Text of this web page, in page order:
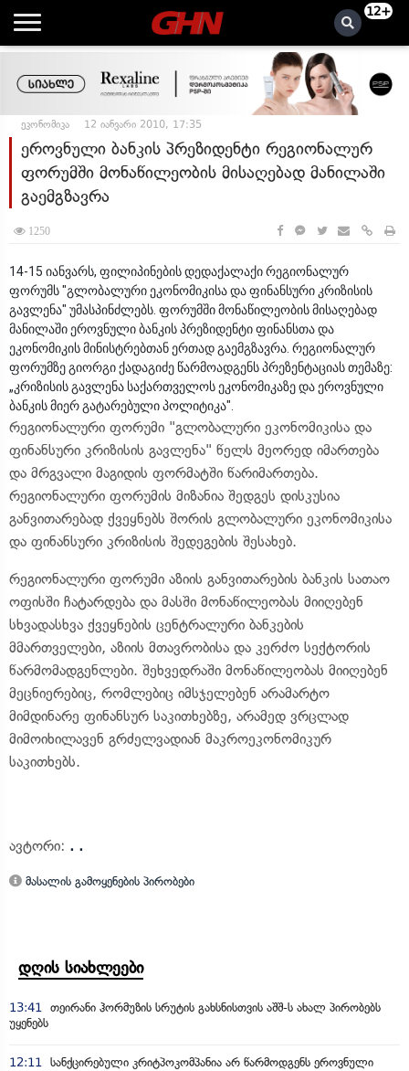
12+
ეკონომიკა 12 იანვარი 2010, 17:35
ეროვნული ბანკის პრეზიდენტი რეგიონალურ
ფორუმში მონაწილეობის მისაღებად მანილაში
გაემგზავრა
1250
14-15 იანვარს, ფილიპინების დედაქალაქი რეგიონალურ
ფორუმს "გლობალური ეკონომიკისა და ფინანსური კრიზისის
გავლენა" უმასპინძლებს. ფორუმში მონაწილეობის მისაღებად
მანილაში ეროვნული ბანკის პრეზიდენტი ფინანსთა და
ეკონომიკის მინისტრებთან ერთად გაემგზავრა. რეგიონალურ
ფორუმზე გიორგი ქადაგიძე წარმოადგენს პრეზენტაციას თემაზე:
„კრიზისის გავლენა საქართველოს ეკონომიკაზე და ეროვნული
ბანკის მიერ გატარებული პოლიტიკა".
რეგიონალური ფორუმი "გლობალური ეკონომიკისა და
ფინანსური კრიზისის გავლენა" წელს მეორედ იმართება
და მრგვალი მაგიდის ფორმატში წარიმართება.
რეგიონალური ფორუმის მიზანია შედგეს დისკუსია
განვითარებად ქვეყნებს შორის გლობალური ეკონომიკისა
და ფინანსური კრიზისის შედეგების შესახებ.
რეგიონალური ფორუმი აზიის განვითარების ბანკის სათაო
ოფისში ჩატარდება და მასში მონაწილეობას მიიღებენ
სხვადასხვა ქვეყნების ცენტრალური ბანკების
მმართველები, აზიის მთავრობისა და კერძო სექტორის
წარმომადგენლები. შეხვედრაში მონაწილეობას მიიღებენ
მეცნიერებიც, რომლებიც იმსჯელებენ არამარტო
მიმდინარე ფინანსურ საკითხებზე, არამედ ვრცლად
მიმოიხილავენ გრძელვადიან მაკროეკონომიკურ
საკითხებს.
ავტორი: . .
მასალის გამოყენების პირობები
დღის სიახლეები
13:41 თეირანი ჰორმუზის სრუტის გახსნისთვის აშშ-ს ახალ პირობებს
უყენებს
12:11 სანქცირებული კრიტპოკომპანია არ წარმოდგენს ეროვნული